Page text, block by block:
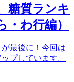
糖質ランキ
わ行編）
最後に！今回は
プしています。